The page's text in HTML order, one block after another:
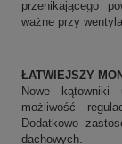
przenikającego
ważne przy
ŁATWIEJSZY
Nowe kątowniki
możliwość
Dodatkowo
dachowych.